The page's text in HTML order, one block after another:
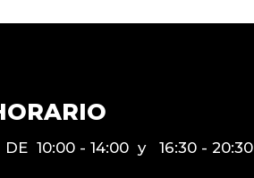
10:00 - 14:00 y 16:30 - 20:30